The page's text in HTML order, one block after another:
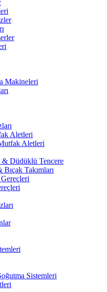
Makineleri
Aletleri
Aletleri
& Düdüklü Tencere
Takımları
Sistemleri